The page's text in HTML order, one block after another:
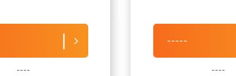
----
-----
----